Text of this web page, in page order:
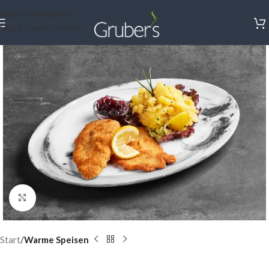
Skip to main content
Click to enlarge
Start Warme Speisen